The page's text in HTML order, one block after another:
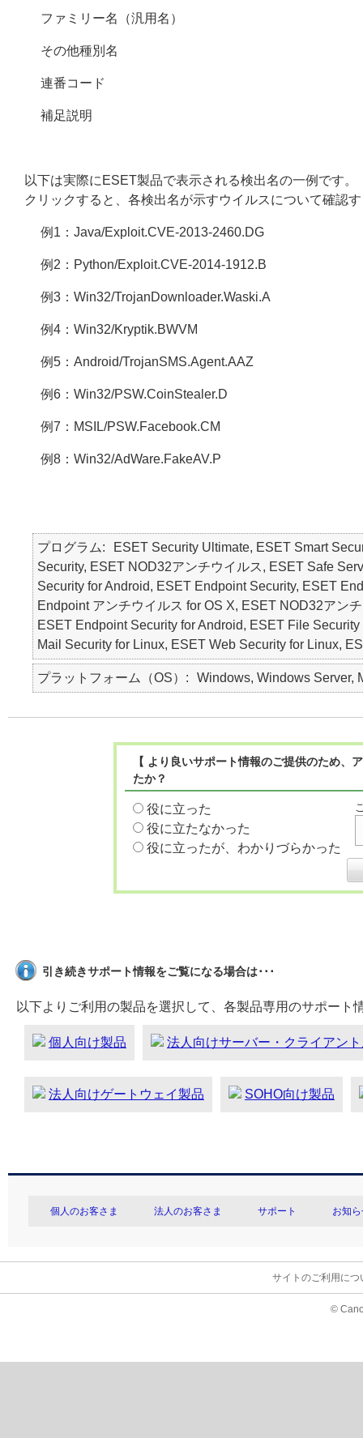
ファミリー名（汎用名）
その他種別名
連番コード
補足説明
以下は実際にESET製品で表示される検出名の一例です。
クリックすると、各検出名が示すウイルスについて確認
例1：Java/Exploit.CVE-2013-2460.DG
例2：Python/Exploit.CVE-2014-1912.B
例3：Win32/TrojanDownloader.Waski.A
例4：Win32/Kryptik.BWVM
例5：Android/TrojanSMS.Agent.AAZ
例6：Win32/PSW.CoinStealer.D
例7：MSIL/PSW.Facebook.CM
例8：Win32/AdWare.FakeAV.P
プログラム
ESET Security Ultimate, ESET Smart
Security, ESET NOD32アンチウイルス, ESET Safe
Security for Android, ESET Endpoint Security, ESET
Endpoint アンチウイルス for OS X, ESET NOD32アン
ESET Endpoint Security for Android, ESET File
Mail Security for Linux, ESET Web Security for Linux,
プラットフォーム（OS） Windows, Windows Server,
【 より良いサポート情報のご提供のため
たか？
役に立った
役に立たなかった
役に立ったが、わかりづらかった
引き続きサポート情報をご覧になる場合は･･･
以下よりご利用の製品を選択して、各製品専用のサポート
個人向け製品 法人向けサーバー・クライアン
法人向けゲートウェイ製品 SOHO向け製品
個人のお客さま 法人のお客さま サポート お知
サイトのご利用につ
©